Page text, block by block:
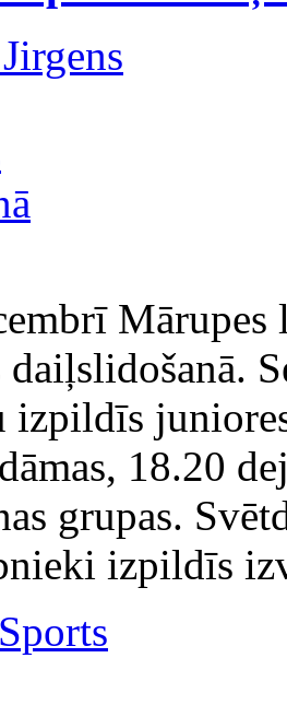
daiļslidošanā.
izpildīs
18.20
grupas.
izpildīs
Sports